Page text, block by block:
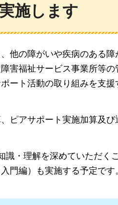
施します
他の障がいや疾病のある障
害福祉サービス事業所等の
ート活動の取り組みを支援
ピアサポート実施加算及び
・理解を深めていただく
門編）も実施する予定です